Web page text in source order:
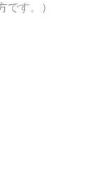
です。）